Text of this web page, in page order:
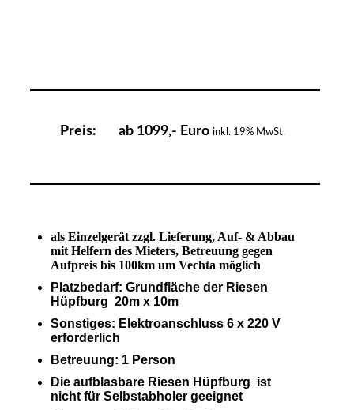
Preis: ab 1099,- Euroinkl. 19% MwSt.
als Einzelgerät zzgl. Lieferung, Auf- & Abbau
mit Helfern des Mieters, Betreuung gegen
Aufpreis bis 100km um Vechta möglich
Platzbedarf: Grundfläche der Riesen
Hüpfburg 20m x 10m
Sonstiges: Elektroanschluss 6 x 220 V
erforderlich
Betreuung: 1 Person
Die aufblasbare Riesen Hüpfburg ist
nicht für Selbstabholer geeignet